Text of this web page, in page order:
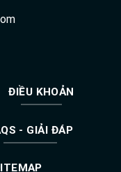
ĐIỀU KHOẢN
- GIẢI ĐÁP